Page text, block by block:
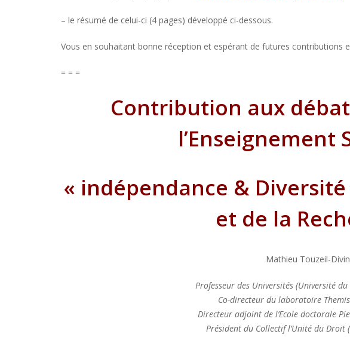
– le résumé de celui-ci (4 pages) développé ci-dessous.
Vous en souhaitant bonne réception et espérant de futures contributions
= = =
Contribution aux
l’Enseignement
« indépendance & Diversité
et de la
Mathieu Touzeil-
Professeur des Universités (Université
Co-directeur du laboratoire
Directeur adjoint de l’Ecole doctorale
Président du Collectif l’Unité du